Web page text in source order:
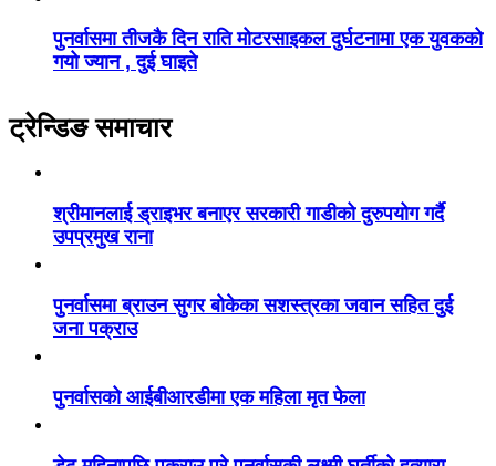
पुनर्वासमा तीजकै दिन राति मोटरसाइकल दुर्घटनामा एक युवकको
गयो ज्यान , दुई घाइते
ट्रेन्डिङ समाचार
श्रीमानलाई ड्राइभर बनाएर सरकारी गाडीको दुरुपयोग गर्दै
उपप्रमुख राना
पुनर्वासमा ब्राउन सुगर बोकेका सशस्त्रका जवान सहित दुई
जना पक्राउ
पुनर्वासको आईबीआरडीमा एक महिला मृत फेला